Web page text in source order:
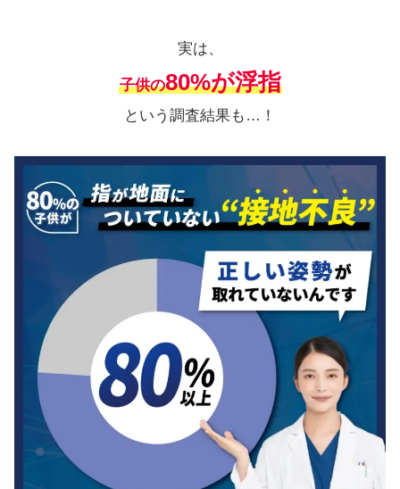
実は、
子供の80%が浮指
という調査結果も…！